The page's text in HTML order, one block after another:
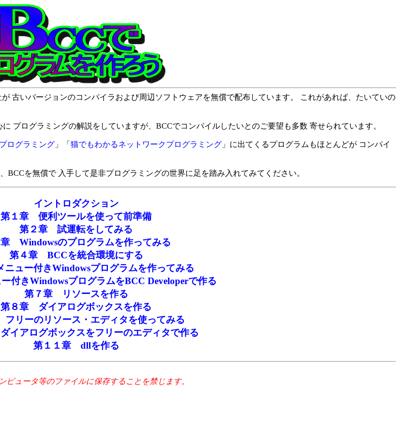
古いバージョンのコンパイラおよび周辺ソフトウェアを無償で配布しています。 これがあれば、たいていの
プログラミングの解説をしていますが、BCCでコンパイルしたいとのご要望も多数 寄せられています。
ログラミング 」「 猫でもわかるネットワークプログラミング 」に出てくるプログラムもほとんどが コンパイ
を無償で 入手して是非プログラミングの世界に足を踏み入れてみてください。
イントロダクション
第１章 便利ツールを使って前準備
第２章 試運転をしてみる
Windowsのプログラムを作ってみる
第４章 BCCを統合環境にする
ュー付きWindowsプログラムを作ってみる
付きWindowsプログラムをBCC Developerで作る
第７章 リソースを作る
第８章 ダイアログボックスを作る
リーのリソース・エディタを使ってみる
イアログボックスをフリーのエディタで作る
第１１章 dllを作る
ュータ等のファイルに保存することを禁じます。